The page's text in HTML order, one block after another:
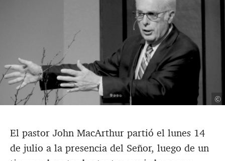
©
El pastor John MacArthur partió el lunes 14
de julio a la presencia del Señor, luego de un